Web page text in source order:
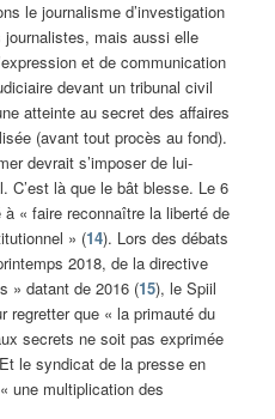
le journalisme d’investigation
mais aussi elle
et de communication
devant un tribunal civil
atteinte au secret des affaires
(avant tout procès au fond).
devrait s’imposer de lui-
C’est là que le bât blesse. Le 6
« faire reconnaître la liberté de
» (14). Lors des débats
2018, de la directive
» datant de 2016 (15), le Spiil
regretter que « la primauté du
secrets ne soit pas exprimée
le syndicat de la presse en
une multiplication des